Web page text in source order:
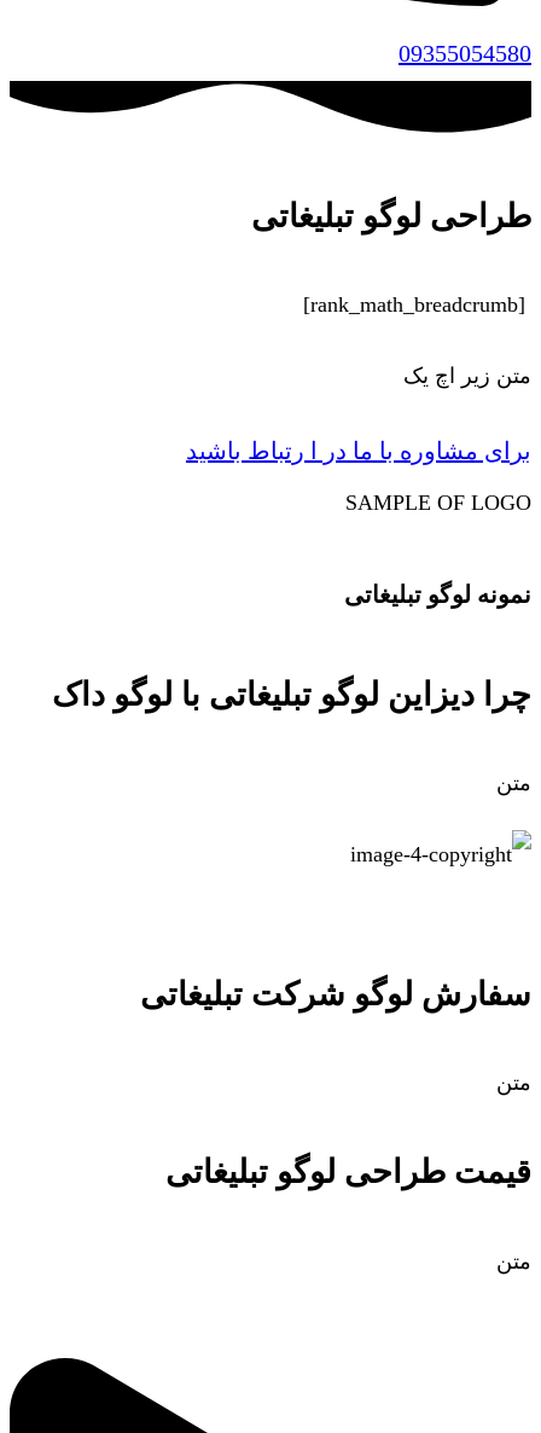
09355054580
طراحی لوگو تبلیغاتی
[rank_math_breadcrumb]
متن زیر اچ یک
برای مشاوره با ما در ا رتباط باشید
SAMPLE OF LOGO
نمونه لوگو تبلیغاتی
چرا دیزاین لوگو تبلیغاتی با لوگو داک
متن
سفارش لوگو شرکت تبلیغاتی
متن
قیمت طراحی لوگو تبلیغاتی
متن